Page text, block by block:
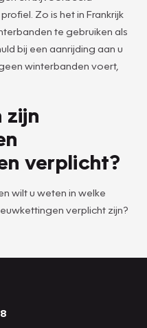
Zo is het in Frankrijk
te gebruiken als
bij een aanrijding aan u
winterbanden voert,
zijn
verplicht?
wilt u weten in welke
verplicht zijn?